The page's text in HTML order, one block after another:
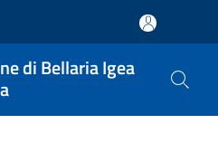
di Bellaria Igea